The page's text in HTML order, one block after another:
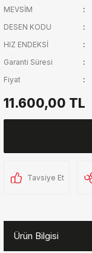
MEVSİM
DESEN KODU
HIZ ENDEKSİ
Garanti Süresi
Fiyat
11.600,00 TL
Tavsiye Et
Ürün Bilgisi